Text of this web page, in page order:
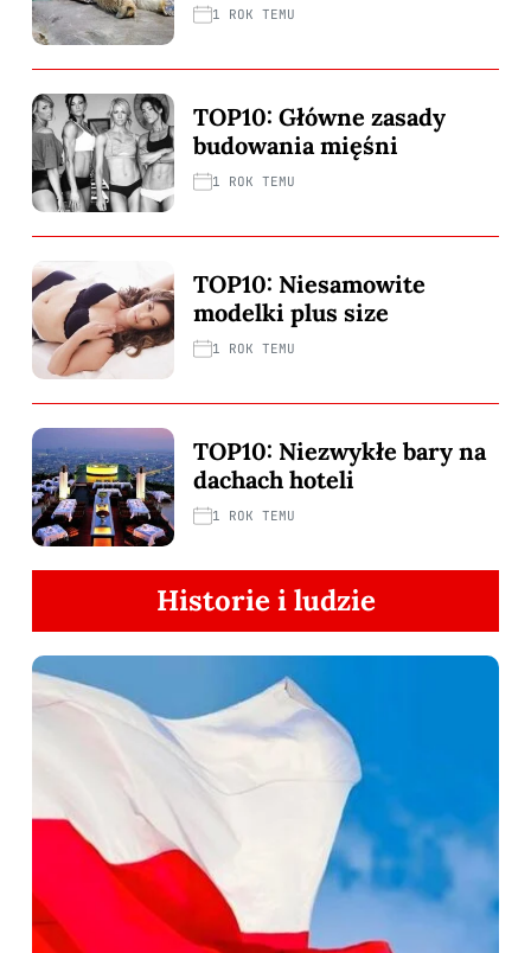
1 ROK TEMU
TOP10: Główne zasady
budowania mięśni
1 ROK TEMU
TOP10: Niesamowite
modelki plus size
1 ROK TEMU
TOP10: Niezwykłe bary na
dachach hoteli
1 ROK TEMU
Historie i ludzie